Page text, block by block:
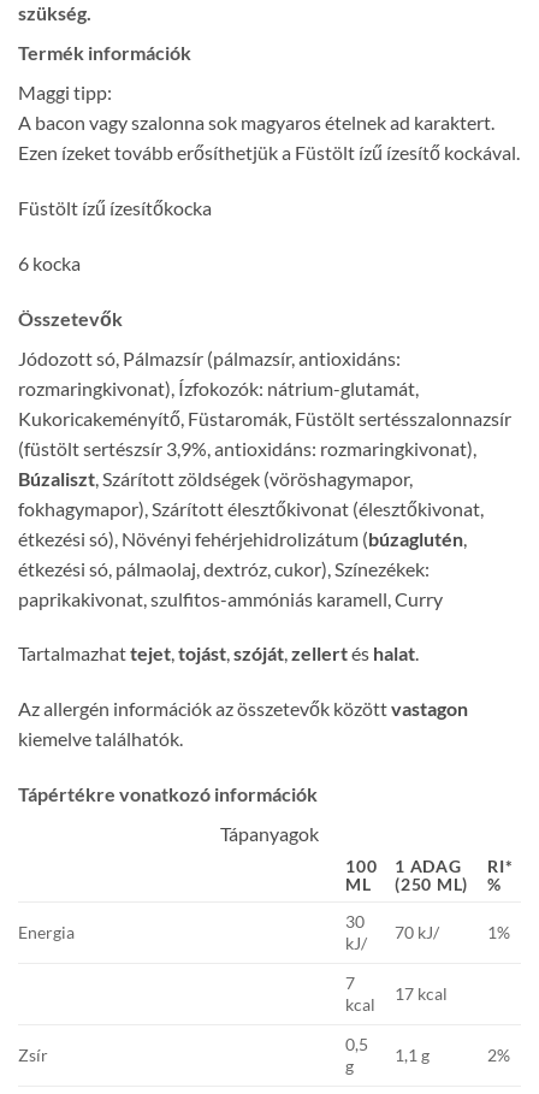
szükség.
Termék információk
Maggi tipp:
A bacon vagy szalonna sok magyaros ételnek ad karaktert.
Ezen ízeket tovább erősíthetjük a Füstölt ízű ízesítő kockával.
Füstölt ízű ízesítőkocka
6 kocka
Összetevők
Jódozott só, Pálmazsír (pálmazsír, antioxidáns:
rozmaringkivonat), Ízfokozók: nátrium-glutamát,
Kukoricakeményítő, Füstaromák, Füstölt sertésszalonnazsír
(füstölt sertészsír 3,9%, antioxidáns: rozmaringkivonat),
Búzaliszt , Szárított zöldségek (vöröshagymapor,
fokhagymapor), Szárított élesztőkivonat (élesztőkivonat,
étkezési só), Növényi fehérjehidrolizátum (búzaglutén
étkezési só, pálmaolaj, dextróz, cukor), Színezékek:
paprikakivonat, szulfitos-ammóniás karamell, Curry
Tartalmazhattejet,tojást,szóját,zellertés halat.
Az allergén információk az összetevők közöttvastagon
kiemelve találhatók.
Tápértékre vonatkozó információk
Tápanyagok
100
ML
1 ADAG
(250 ML)
RI*
%
Energia
30
kJ/
70 kJ/ 1%
7
kcal
17 kcal
Zsír
0,5
g
1,1 g 2%